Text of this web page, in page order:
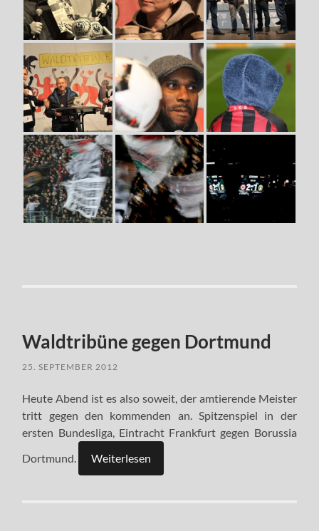
Waldtribüne gegen Dortmund
25. SEPTEMBER 2012
Heute Abend ist es also soweit, der amtierende Meister
tritt gegen den kommenden an. Spitzenspiel in der
ersten Bundesliga, Eintracht Frankfurt gegen Borussia
Dortmund.
Weiterlesen